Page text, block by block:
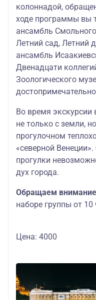
колоннадой,
ходе программы вы
ансамбль
Летний сад, Летний
ансамбль
Двенадцати
Зоологического
Во время экскурсии
не только с земли,
прогулочном
«северной
прогулки
дух города.
Обращаем
наборе группы от 10
Цена: 4000